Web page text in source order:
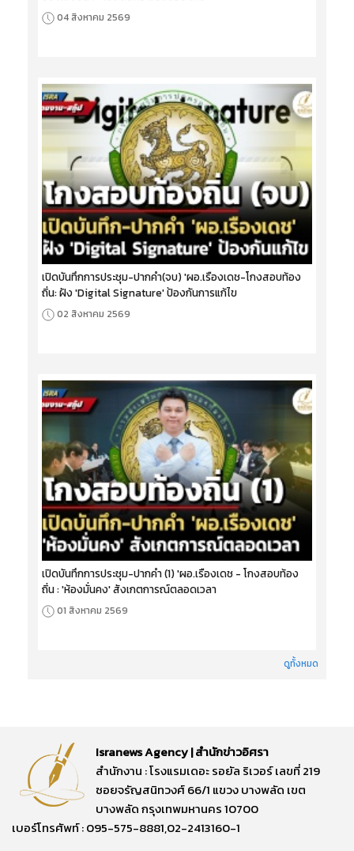
04 สิงหาคม 2569
เปิดบันทึกการประชุม-ปากคำ(จบ) 'ผอ.เรืองเดช-โกงสอบท้อง
ถิ่น: ฝัง 'Digital Signature' ป้องกันการแก้ไข
02 สิงหาคม 2569
เปิดบันทึกการประชุม-ปากคำ (1) 'ผอ.เรืองเดช - โกงสอบท้อง
ถิ่น : 'ห้องมั่นคง' สังเกตการณ์ตลอดเวลา
01 สิงหาคม 2569
ดูทั้งหมด
Isranews Agency | สำนักข่าวอิศรา
สำนักงาน : โรงแรมเดอะ รอยัล ริเวอร์ เลขที่ 219
ซอยจรัญสนิทวงศ์ 66/1 แขวง บางพลัด เขต
บางพลัด กรุงเทพมหานคร 10700
เบอร์โทรศัพท์ : 095-575-8881,02-2413160-1